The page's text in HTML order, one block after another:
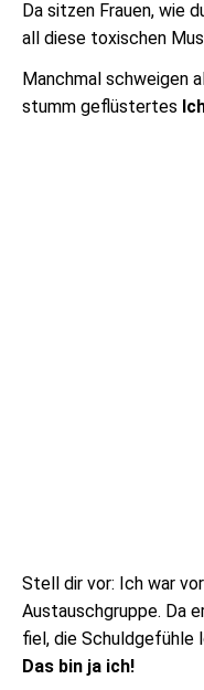
Da sitzen Frauen, wie
all diese toxischen
Manchmal schweigen
stumm geflüstertes
Stell dir vor: Ich war
Austauschgruppe. Da
fiel, die Schuldgefühle
Das bin ja ich!